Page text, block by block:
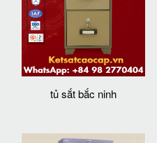
tủ sắt bắc ninh